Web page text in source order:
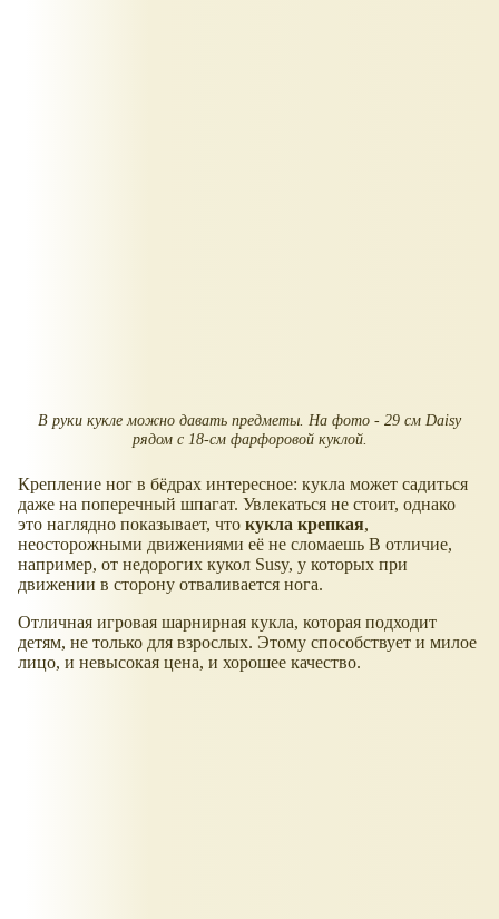
В руки кукле можно давать предметы. На фото - 29 см Daisy
рядом с 18-см фарфоровой куклой.
Крепление ног в бёдрах интересное: кукла может садиться
даже на поперечный шпагат. Увлекаться не стоит, однако
это наглядно показывает, что кукла крепкая,
неосторожными движениями её не сломаешь В отличие,
например, от недорогих кукол Susy, у которых при
движении в сторону отваливается нога.
Отличная игровая шарнирная кукла, которая подходит
детям, не только для взрослых. Этому способствует и милое
лицо, и невысокая цена, и хорошее качество.